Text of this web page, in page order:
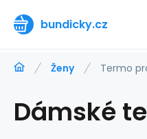
bundicky.cz
Ženy Termo
Dámské